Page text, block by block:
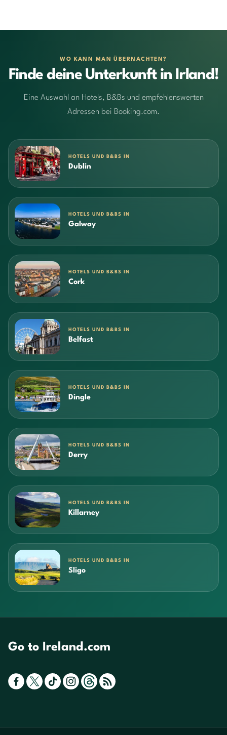
WO KANN MAN ÜBERNACHTEN?
Finde deine Unterkunft in Irland!
Eine Auswahl an Hotels, B&Bs und empfehlenswerten
Adressen bei Booking.com.
HOTELS UND B&BS IN
Dublin
HOTELS UND B&BS IN
Galway
HOTELS UND B&BS IN
Cork
HOTELS UND B&BS IN
Belfast
HOTELS UND B&BS IN
Dingle
HOTELS UND B&BS IN
Derry
HOTELS UND B&BS IN
Killarney
HOTELS UND B&BS IN
Sligo
Go to Ireland.com